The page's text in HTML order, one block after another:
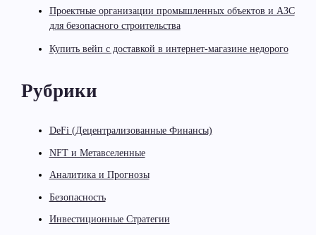
Проектные организации промышленных объектов и АЗС
для безопасного строительства
Купить вейп с доставкой в интернет-магазине недорого
Рубрики
DeFi (Децентрализованные Финансы)
NFT и Метавселенные
Аналитика и Прогнозы
Безопасность
Инвестиционные Стратегии